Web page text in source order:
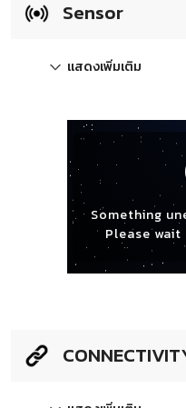
Sensor
แสดงเพิ่มเติม
Something
Please